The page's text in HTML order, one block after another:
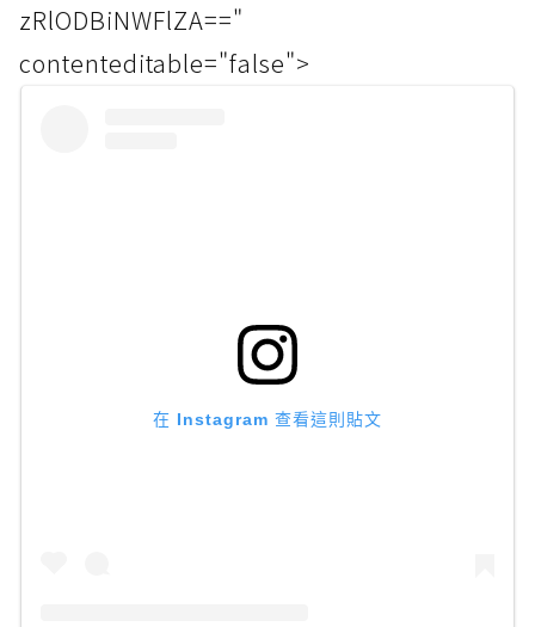
zRlODBiNWFlZA=="
contenteditable="false">
在 Instagram 查看這則貼文